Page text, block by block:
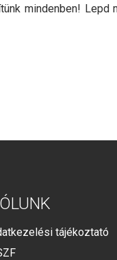
mindenben! Lepd
tájékoztató